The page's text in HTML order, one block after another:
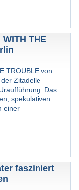
WITH THE
TROUBLE von
Zitadelle
Das
spekulativen
einer
fasziniert